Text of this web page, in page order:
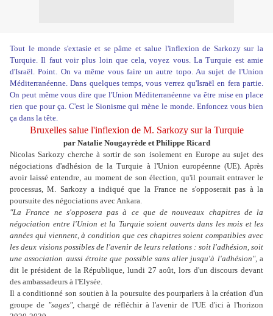
Tout le monde s'extasie et se pâme et salue l'inflexion de Sarkozy sur la
Turquie. Il faut voir plus loin que cela, voyez vous. La Turquie est amie
d'Israël. Point. On va même vous faire un autre topo. Au sujet de l'Union
Méditerranéenne. Dans quelques temps, vous verrez qu'Israël en fera partie.
On peut même vous dire que l'Union Méditerranéenne va être mise en place
rien que pour ça. C'est le Sionisme qui mène le monde. Enfoncez vous bien
ça dans la tête.
Bruxelles salue l'inflexion de M. Sarkozy sur la Turquie
par Natalie Nougayrède et Philippe Ricard
Nicolas Sarkozy cherche à sortir de son isolement en Europe au sujet des
négociations d'adhésion de la Turquie à l'Union européenne (UE). Après
avoir laissé entendre, au moment de son élection, qu'il pourrait entraver le
processus, M. Sarkozy a indiqué que la France ne s'opposerait pas à la
poursuite des négociations avec Ankara.
"La France ne s'opposera pas à ce que de nouveaux chapitres de la
négociation entre l'Union et la Turquie soient ouverts dans les mois et les
années qui viennent, à condition que ces chapitres soient compatibles avec
les deux visions possibles de l'avenir de leurs relations : soit l'adhésion, soit
une association aussi étroite que possible sans aller jusqu'à l'adhésion", a
dit le président de la République, lundi 27 août, lors d'un discours devant
des ambassadeurs à l'Elysée.
Il a conditionné son soutien à la poursuite des pourparlers à la création d'un
groupe de "sages", chargé de réfléchir à l'avenir de l'UE d'ici à l'horizon